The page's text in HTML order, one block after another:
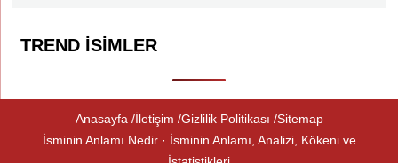
TREND İSIMLER
Anasayfa İletişim Gizlilik Politikası Sitemap
İsminin Anlamı Nedir · İsminin Anlamı, Analizi, Kökeni ve